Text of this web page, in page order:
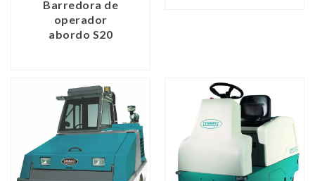
Barredora de
operador
abordo S20